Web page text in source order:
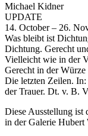
Michael Kidner
UPDATE
14. October – 26.
Was bleibt ist
Dichtung. Gerecht
Vielleicht wie in der
Gerecht in der
Die letzten Zeilen.
der Trauer. Dt. v. B.
Diese Ausstellung ist
in der Galerie Hubert